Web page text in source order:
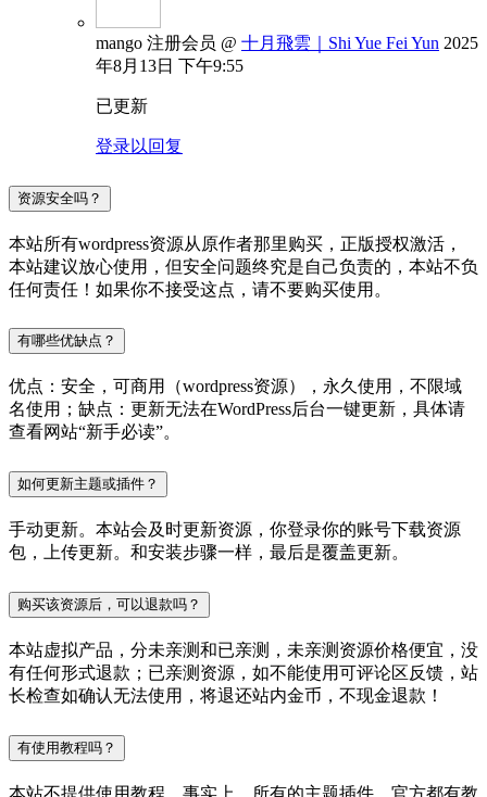
mango 注册会员 @ 十月飛雲｜Shi Yue Fei Yun 2025
年8月13日 下午9:55
已更新
登录以回复
资源安全吗？
本站所有wordpress资源从原作者那里购买，正版授权激活，
本站建议放心使用，但安全问题终究是自己负责的，本站不负
任何责任！如果你不接受这点，请不要购买使用。
有哪些优缺点？
优点：安全，可商用（wordpress资源），永久使用，不限域
名使用；缺点：更新无法在WordPress后台一键更新，具体请
查看网站“新手必读”。
如何更新主题或插件？
手动更新。本站会及时更新资源，你登录你的账号下载资源
包，上传更新。和安装步骤一样，最后是覆盖更新。
购买该资源后，可以退款吗？
本站虚拟产品，分未亲测和已亲测，未亲测资源价格便宜，没
有任何形式退款；已亲测资源，如不能使用可评论区反馈，站
长检查如确认无法使用，将退还站内金币，不现金退款！
有使用教程吗？
本站不提供使用教程，事实上，所有的主题插件，官方都有教